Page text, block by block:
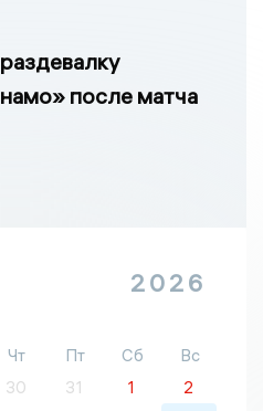
после матча
2026
Чт Пт Сб
Вс
30 31 1
2